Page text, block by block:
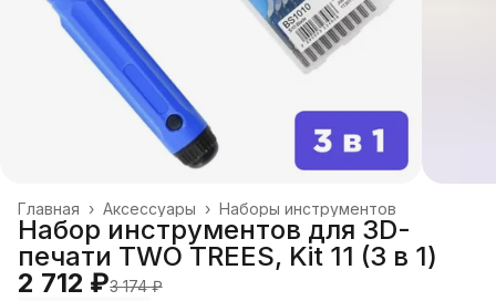
Наборы инструментов
Аксессуары ›
Главная ›
Набор инструментов для 3D-
печати TWO TREES, Kit 11 (3 в 1)
2 712 ₽3 174 ₽